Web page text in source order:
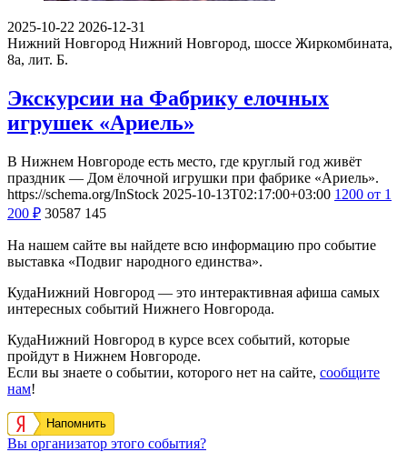
2025-10-22 2026-12-31
Нижний Новгород Нижний Новгород, шоссе Жиркомбината,
8а, лит. Б.
Экскурсии на Фабрику елочных
игрушек «Ариель»
В Нижнем Новгороде есть место, где круглый год живёт
праздник — Дом ёлочной игрушки при фабрике «Ариель».
https://schema.org/InStock 2025-10-13T02:17:00+03:00 1200 от 1
200 ₽ 30587 145
На нашем сайте вы найдете всю информацию про событие
выставка «Подвиг народного единства».
КудаНижний Новгород — это интерактивная афиша самых
интересных событий Нижнего Новгорода.
КудаНижний Новгород в курсе всех событий, которые
пройдут в Нижнем Новгороде.
Если вы знаете о событии, которого нет на сайте, сообщите
нам!
Напомнить
Вы организатор этого события?